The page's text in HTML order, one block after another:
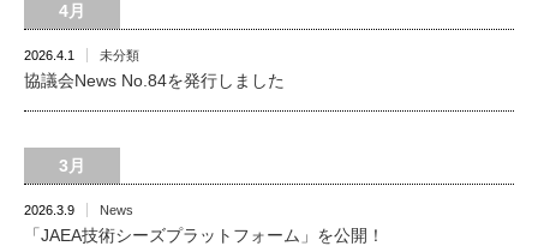
4月
2026.4.1 未分類
協議会News No.84を発行しました
3月
2026.3.9 News
「JAEA技術シーズプラットフォーム」を公開！